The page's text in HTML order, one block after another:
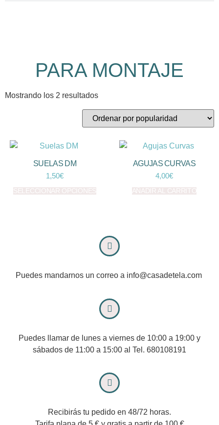
PARA MONTAJE
Mostrando los 2 resultados
SUELAS DM
1,50€
AGUJAS CURVAS
4,00€
Puedes mandarnos un correo a info@casadetela.com
Puedes llamar de lunes a viernes de 10:00 a 19:00 y
sábados de 11:00 a 15:00 al Tel. 680108191
Recibirás tu pedido en 48/72 horas.